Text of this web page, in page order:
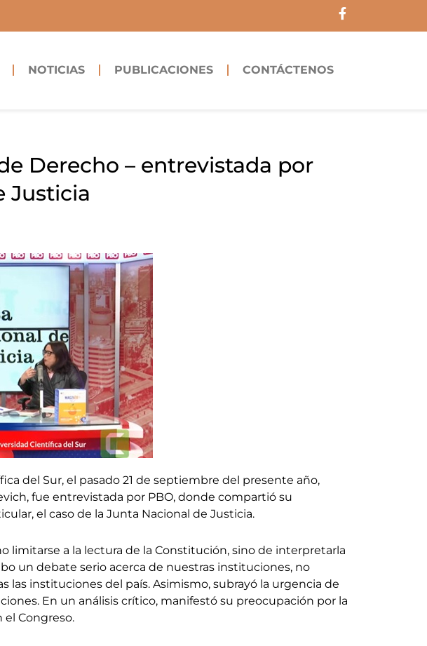
F
NOTICIAS PUBLICACIONES CONTÁCTENOS
Derecho – entrevistada por
Justicia
del Sur, el pasado 21 de septiembre del presente año,
fue entrevistada por PBO, donde compartió su
el caso de la Junta Nacional de Justicia.
limitarse a la lectura de la Constitución, sino de interpretarla
un debate serio acerca de nuestras instituciones, no
instituciones del país. Asimismo, subrayó la urgencia de
En un análisis crítico, manifestó su preocupación por la
el Congreso.